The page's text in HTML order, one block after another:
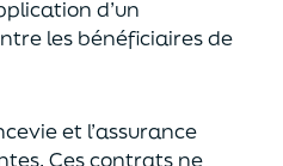
d’un
les bénéficiaires de
et l’assurance
Ces contrats ne